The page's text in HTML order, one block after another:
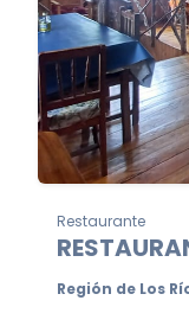
Restaurante
Región de Los